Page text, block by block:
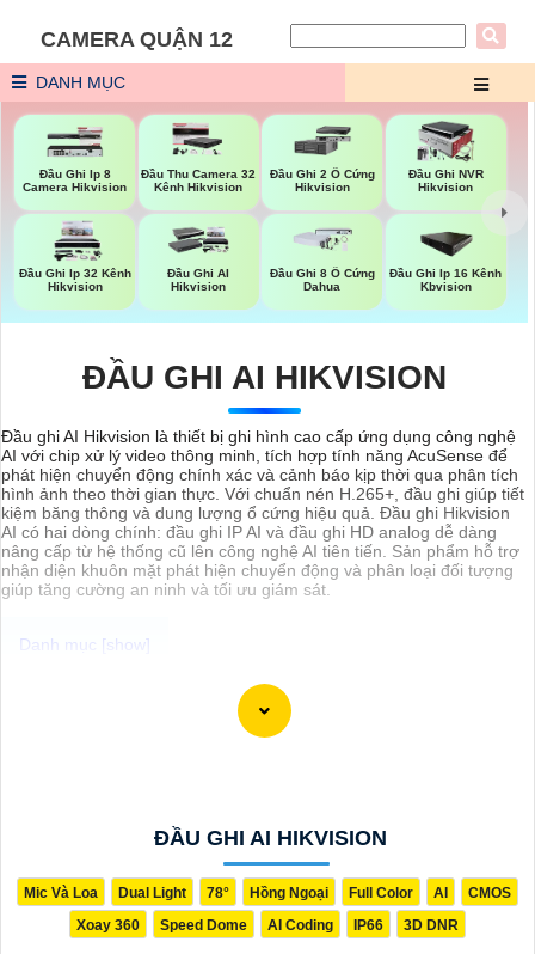
CAMERA QUẬN 12
DANH MỤC
Đầu Ghi Ip 8
Camera Hikvision
Đầu Thu Camera 32
Kênh Hikvision
Đầu Ghi 2 Ổ Cứng
Hikvision
Đầu Ghi NVR
Hikvision
Đầu Ghi Ip 32 Kênh
Hikvision
Đầu Ghi AI
Hikvision
Đầu Ghi 8 Ổ Cứng
Dahua
Đầu Ghi Ip 16 Kênh
Kbvision
ĐẦU GHI AI HIKVISION
Đầu ghi AI Hikvision là thiết bị ghi hình cao cấp ứng dụng công nghệ
AI với chip xử lý video thông minh, tích hợp tính năng AcuSense để
phát hiện chuyển động chính xác và cảnh báo kịp thời qua phân tích
hình ảnh theo thời gian thực. Với chuẩn nén H.265+, đầu ghi giúp tiết
kiệm băng thông và dung lượng ổ cứng hiệu quả. Đầu ghi Hikvision
AI có hai dòng chính: đầu ghi IP AI và đầu ghi HD analog dễ dàng
nâng cấp từ hệ thống cũ lên công nghệ AI tiên tiến. Sản phẩm hỗ trợ
nhận diện khuôn mặt phát hiện chuyển động và phân loại đối tượng
giúp tăng cường an ninh và tối ưu giám sát.
Chắc chắn, dưới đây là một mẫu câu giới thiệu cho dịch vụ lắp đặt
camera Hikvision giá rẻ và công nghệ phù hợp với xu hướng hiện
yên tâm về an ninh mà không cần lo lắng về giá cả. Hãy liên hệ ngay
ĐẦU GHI AI HIKVISION
Mic Và Loa Dual Light 78° Hồng Ngoại Full Color AI
CMOS
Xoay 360
Speed Dome AI Coding IP66 3D DNR